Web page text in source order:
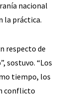
nacional
la práctica.
respecto de
sostuvo. “Los
tiempo, los
conflicto